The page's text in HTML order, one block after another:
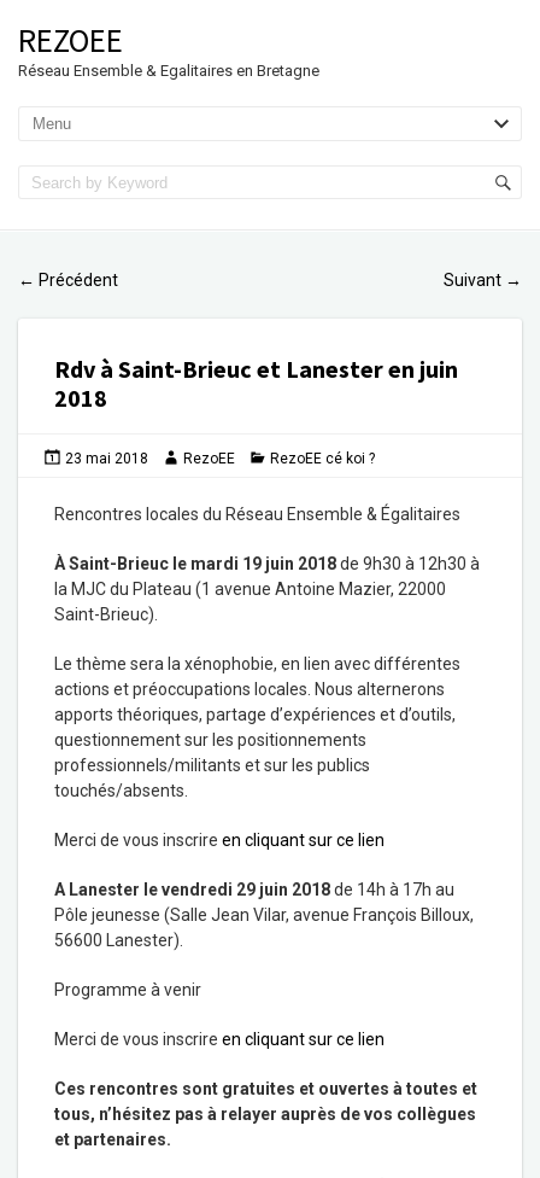
REZOEE
Réseau Ensemble & Egalitaires en Bretagne
← Précédent Suivant →
Rdv à Saint-Brieuc et Lanester en juin
2018
23 mai 2018 RezoEE RezoEE cé koi ?
Rencontres locales du Réseau Ensemble & Égalitaires
À Saint-Brieuc le mardi 19 juin 2018de 9h30 à 12h30 à
la MJC du Plateau (1 avenue Antoine Mazier, 22000
Saint-Brieuc).
Le thème sera la xénophobie, en lien avec différentes
actions et préoccupations locales. Nous alternerons
apports théoriques, partage d’expériences et d’outils,
questionnement sur les positionnements
professionnels/militants et sur les publics
touchés/absents.
Merci de vous inscrire en cliquant sur ce lien
A Lanester le vendredi 29 juin 2018de 14h à 17h au
Pôle jeunesse (Salle Jean Vilar, avenue François Billoux,
56600 Lanester).
Programme à venir
Merci de vous inscrire en cliquant sur ce lien
Ces rencontres sont gratuites et ouvertes à toutes et
tous, n’hésitez pas à relayer auprès de vos collègues
et partenaires.